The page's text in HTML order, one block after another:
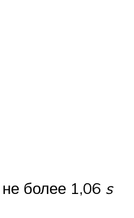
более 1,06 s